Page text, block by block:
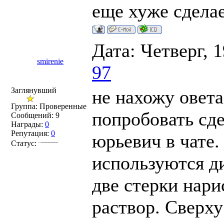
еще хуже
smirenie
Дата: Четверг,
97
Заглянувший
Группа: Проверенные
Сообщений: 9
Награды: 0
Репутация: 0
Статус:
не нахожу
попробовать
юрьевич в
используются
две стерки
раствор.